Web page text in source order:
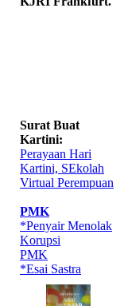
Surat Buat
Kartini:
Perayaan Hari
Kartini, SEkolah
Virtual Perempuan
PMK
*Penyair Menolak
Korupsi
PMK
*Esai Sastra